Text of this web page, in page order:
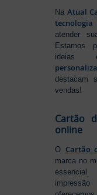
Na Atual
tecnologia
atender
Estamos
destacam
vendas!
Cartão
online
O Cartão
marca no